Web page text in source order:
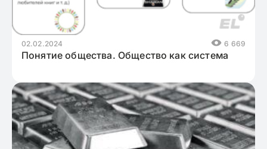
02.02.2024 6 669
Понятие общества. Общество как система